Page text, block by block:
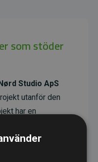
som stöder
Studio ApS
utanför den
har en
så mycket CO₂
utsläpp.